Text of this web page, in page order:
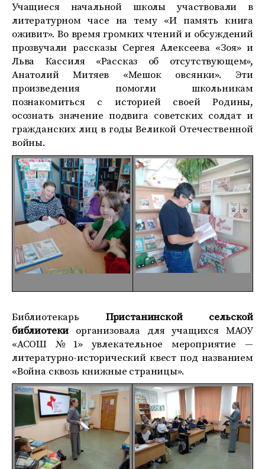
Учащиеся начальной школы участвовали в
литературном часе на тему «И память книга
оживит». Во время громких чтений и обсуждений
прозвучали рассказы Сергея Алексеева «Зоя» и
Льва Кассиля «Рассказ об отсутствующем»,
Анатолий Митяев «Мешок овсянки». Эти
произведения помогли школьникам
познакомиться с историей своей Родины,
осознать значение подвига советских солдат и
гражданских лиц в годы Великой Отечественной
войны.
Библиотекарь Пристанинской сельской
библиотеки организовала для учащихся МАОУ
«АСОШ №1» увлекательное мероприятие —
литературно-исторический квест под названием
«Война сквозь книжные страницы».